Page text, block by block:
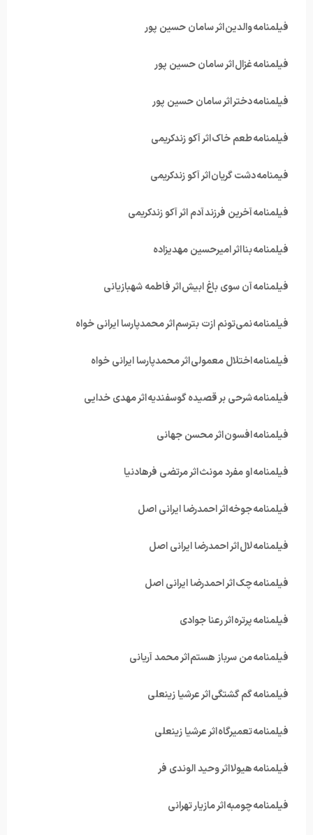
فیلمنامه والدین اثر سامان حسین پور
فیلمنامه غزال اثر سامان حسین پور
فیلمنامه دختر اثر سامان حسین پور
فیلمنامه طعم خاک اثر آکو زندکریمی
فیمنامه دشت گریان اثر آکو زندکریمی
فیلمنامه آخرین فرزند آدم اثر آکو زندکریمی
فیلمنامه بنا اثر امیرحسین مهدیزاده
فیلمنامه آن سوی باغ ابیش اثر فاطمه شهبازیانی
فیلمنامه نمی‌تونم ازت بترسم اثر محمدپارسا ایرانی خواه
فیلمنامه اختلال معمولی اثر محمدپارسا ایرانی خواه
فیلمنامه شرحی بر قصیده گوسفندیه اثر مهدی خدایی
فیلمنامه افسون اثر محسن جهانی
فیلمنامه او مفرد مونث اثر مرتضی فرهادنیا
فیلمنامه جوخه اثر احمدرضا ایرانی اصل
فیلمنامه لال اثر احمدرضا ایرانی اصل
فیلمنامه چک اثر احمدرضا ایرانی اصل
فیلمنامه پرتره اثر رعنا جوادی
فیلمنامه من سرباز هستم اثر محمد آریانی
فیلمنامه گم گشتگی اثر عرشیا زینعلی
فیلمنامه تعمیرگاه اثر عرشیا زینعلی
فیلمنامه هیولا اثر وحید الوندی فر
فیلمنامه چومبه اثر مازیار تهرانی